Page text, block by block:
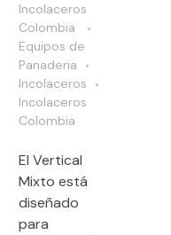
Incolaceros
Colombia
Equipos de
Panaderia
Incolaceros
Incolaceros
Colombia
El Vertical
Mixto está
diseñado
para